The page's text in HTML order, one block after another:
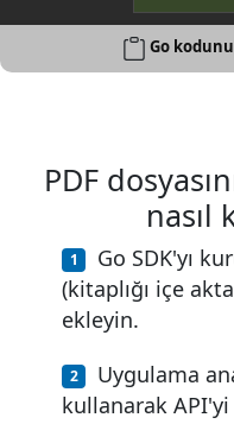
Go
PDF
nasıl
Go SDK'yı
(kitaplığı içe
ekleyin.
Uygulama
kullanarak API'yi